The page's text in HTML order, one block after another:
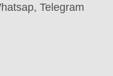
Telegram